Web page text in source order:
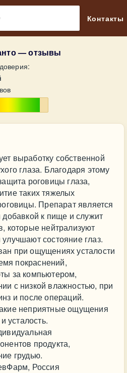
Контакты
— отзывы
выработку собственной
глаза. Благодаря этому
роговицы глаза,
таких тяжелых
Препарат является
добавкой к пище и служит
которые нейтрализуют
состояние глаз.
при ощущениях усталости
покраснений,
за компьютером,
с низкой влажностью, при
и после операций.
неприятные ощущения
усталость.
продукта,
грудью.
Россия